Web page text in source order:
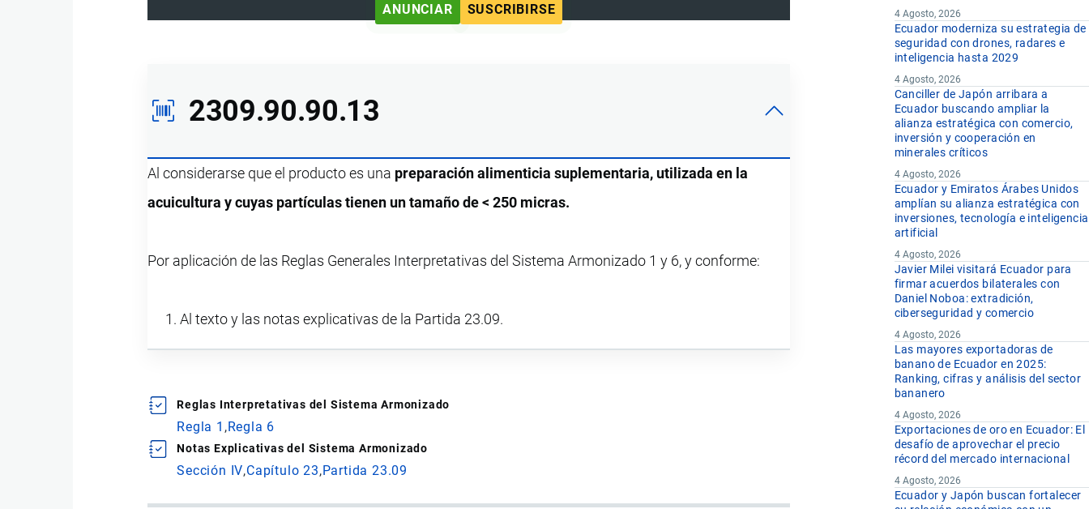
ANUNCIAR SUSCRIBIRSE
2309.90.90.13
Al considerarse que el producto es una preparación alimenticia suplementaria, utilizada en la
acuicultura y cuyas partículas tienen un tamaño de < 250 micras.
Por aplicación de las Reglas Generales Interpretativas del Sistema Armonizado 1 y 6, y conforme:
Al texto y las notas explicativas de la Partida 23.09.
Reglas Interpretativas del Sistema Armonizado
Regla 1 Regla 6
Notas Explicativas del Sistema Armonizado
Sección IV Capítulo 23 Partida 23.09
4 Agosto, 2026
Ecuador moderniza su estrategia de
seguridad con drones, radares e
inteligencia hasta 2029
4 Agosto, 2026
Canciller de Japón arribara a
Ecuador buscando ampliar la
alianza estratégica con comercio,
inversión y cooperación en
minerales críticos
4 Agosto, 2026
Ecuador y Emiratos Árabes Unidos
amplían su alianza estratégica con
inversiones, tecnología e inteligencia
artificial
4 Agosto, 2026
Javier Milei visitará Ecuador para
firmar acuerdos bilaterales con
Daniel Noboa: extradición,
ciberseguridad y comercio
4 Agosto, 2026
Las mayores exportadoras de
banano de Ecuador en 2025:
Ranking, cifras y análisis del sector
bananero
4 Agosto, 2026
Exportaciones de oro en Ecuador: El
desafío de aprovechar el precio
récord del mercado internacional
4 Agosto, 2026
Ecuador y Japón buscan fortalecer